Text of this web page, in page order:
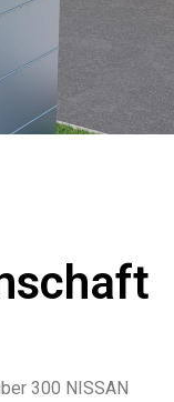
300 NISSAN